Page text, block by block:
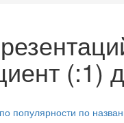
(:1)
по популярности по